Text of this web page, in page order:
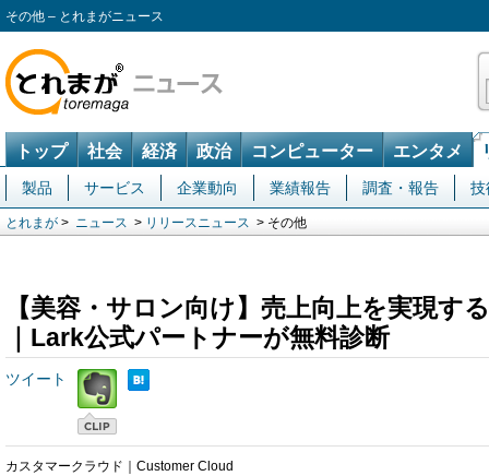
その他 – とれまがニュース
トップ 社会 経済 政治 コンピューター エンタメ
製品 サービス 企業動向 業績報告 調査・報告 技
とれまが > ニュース > リリースニュース > その他
【美容・サロン向け】売上向上を実現す
｜Lark公式パートナーが無料診断
ツイート
カスタマークラウド｜Customer Cloud